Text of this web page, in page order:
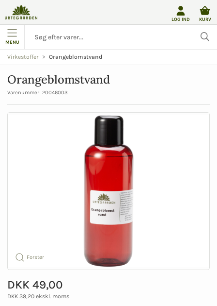
LOG IND KURV
MENU
Virkestoffer Orangeblomstvand
Orangeblomstvand
Varenummer: 20046003
Forstør
DKK 49,00
DKK 39,20 ekskl. moms